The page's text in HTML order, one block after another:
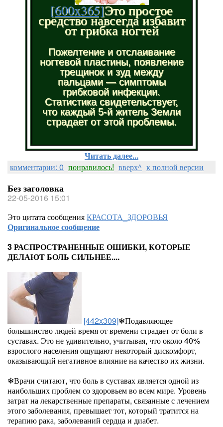
[600x365]Это простое
средство навсегда избавит
от грибка ногтей
Пожелтение и отслаивание
ногтевой пластины, появление
трещинок и зуд между
пальцами — симптомы
грибковой инфекции.
Статистика свидетельствует,
что каждый 5-й житель Земли
страдает от этой проблемы.
Читать далее...
комментарии: 0 понравилось! вверх^ к полной версии
Без заголовка
22-05-2016 15:01
Это цитата сообщенияКРАСОТА_ЗДОРОВЬЯ
Оригинальное сообщение
3 РАСПРОСТРАНЕННЫЕ ОШИБКИ, КОТОРЫЕ
ДЕЛАЮТ БОЛЬ СИЛЬНЕЕ....
[442x309]❄Подавляющее
большинство людей время от времени страдает от боли в
суставах. Это не удивительно, учитывая, что около 40%
взрослого населения ощущают некоторый дискомфорт,
оказывающий негативное влияние на качество их жизни.
❄Врачи считают, что боль в суставах является одной из
наибольших проблем со здоровьем во всем мире. Уровень
затрат на лекарственные препараты, связанные с лечением
этого заболевания, превышает тот, который тратится на
терапию рака, заболеваний сердца и диабет.